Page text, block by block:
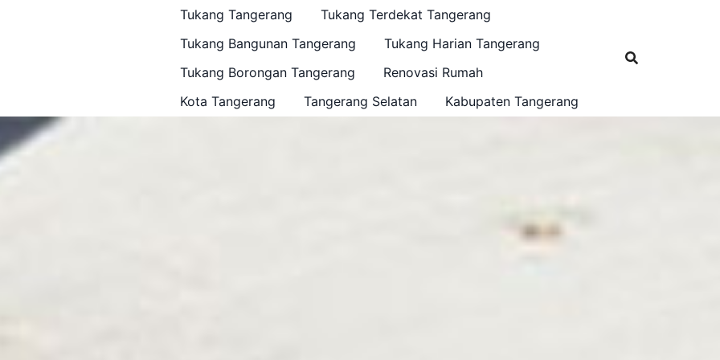
Tukang Tangerang
Tukang Terdekat Tangerang
Tukang Bangunan Tangerang
Tukang Harian Tangerang
Tukang Borongan Tangerang
Renovasi Rumah
Kota Tangerang
Tangerang Selatan Kabupaten Tangerang